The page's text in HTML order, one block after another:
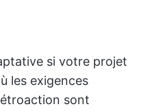
si votre projet
les exigences
sont